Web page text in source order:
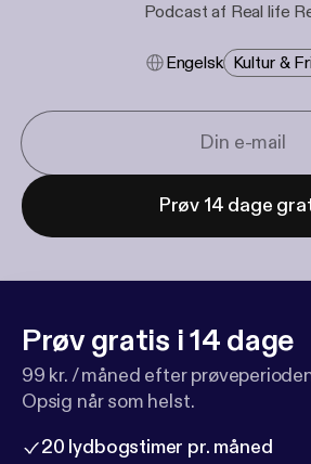
Podcast af Real life
Engelsk Kultur &
Prøv 14 dage
Prøv gratis i 14 dage
99 kr. / måned efter
Opsig når som helst.
20 lydbogstimer pr. måned